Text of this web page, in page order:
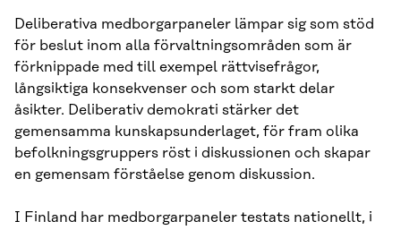
Deliberativa medborgarpaneler lämpar sig som stöd
för beslut inom alla förvaltningsområden som är
förknippade med till exempel rättvisefrågor,
långsiktiga konsekvenser och som starkt delar
åsikter. Deliberativ demokrati stärker det
gemensamma kunskapsunderlaget, för fram olika
befolkningsgruppers röst i diskussionen och skapar
en gemensam förståelse genom diskussion.
I Finland har medborgarpaneler testats nationellt, i